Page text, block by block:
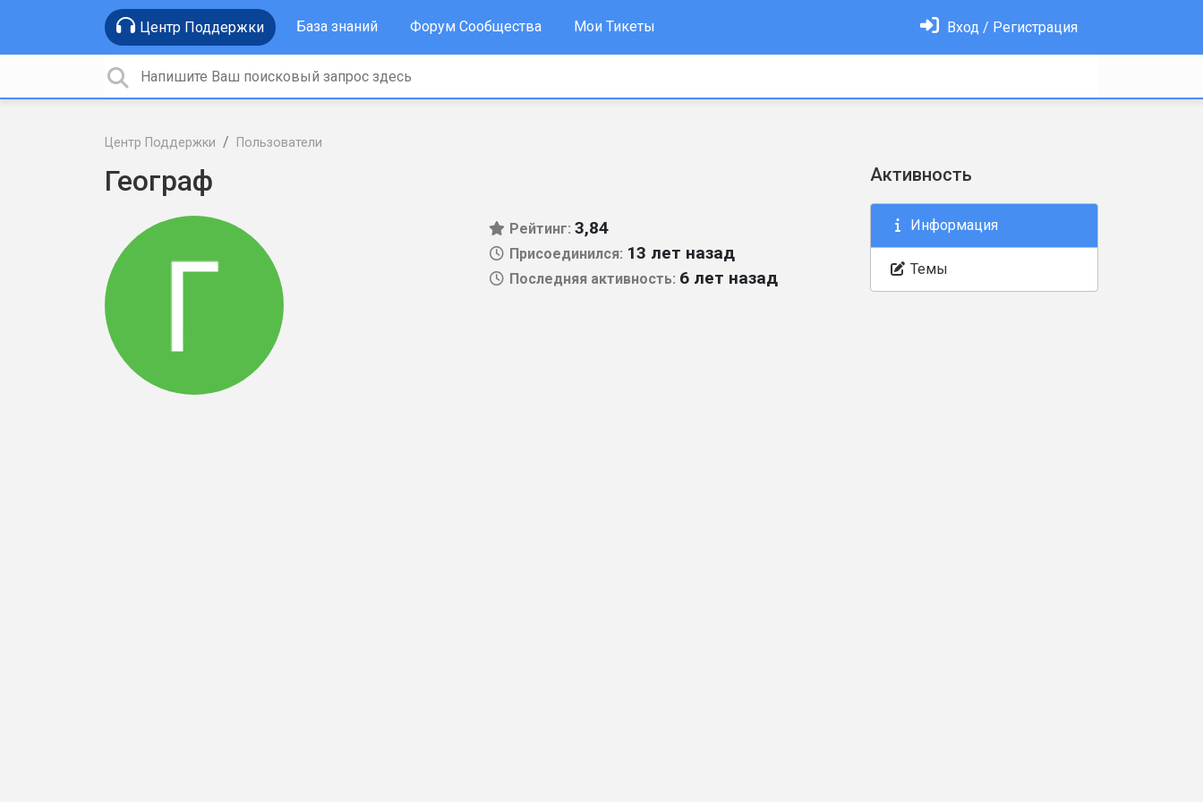
Центр Поддержки База знаний Форум Сообщества Мои Тикеты Вход / Регистрация
Центр Поддержки Пользователи
Географ
Рейтинг: 3,84
Присоединился: 13 лет назад
Последняя активность: 6 лет назад
Активность
Информация
Темы